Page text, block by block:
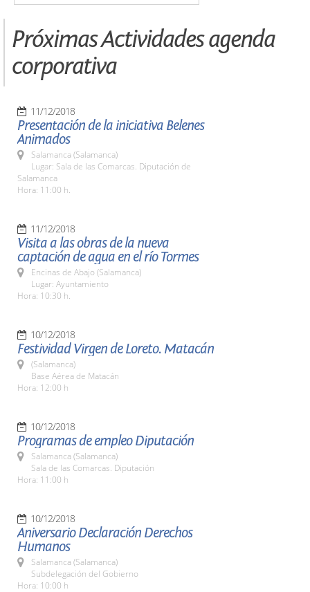
Próximas Actividades agenda
corporativa
11/12/2018
Presentación de la iniciativa Belenes
Animados
Salamanca (Salamanca)
Lugar: Sala de las Comarcas. Diputación de
Salamanca
Hora: 11:00 h.
11/12/2018
Visita a las obras de la nueva
captación de agua en el río Tormes
Encinas de Abajo (Salamanca)
Lugar: Ayuntamiento
Hora: 10:30 h.
10/12/2018
Festividad Virgen de Loreto. Matacán
(Salamanca)
Base Aérea de Matacán
Hora: 12:00 h
10/12/2018
Programas de empleo Diputación
Salamanca (Salamanca)
Sala de las Comarcas. Diputación
Hora: 11:00 h
10/12/2018
Aniversario Declaración Derechos
Humanos
Salamanca (Salamanca)
Subdelegación del Gobierno
Hora: 10:00 h